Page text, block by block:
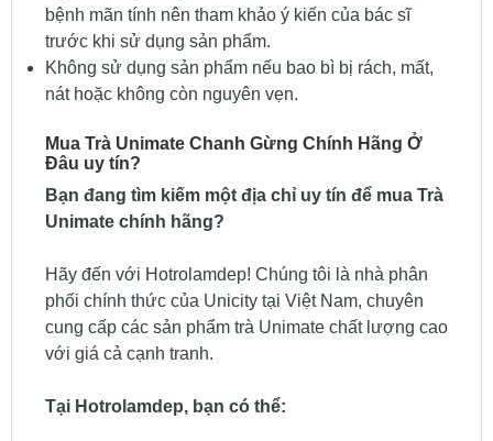
bệnh mãn tính nên tham khảo ý kiến của bác sĩ
trước khi sử dụng sản phẩm.
Không sử dụng sản phẩm nếu bao bì bị rách, mất,
nát hoặc không còn nguyên vẹn.
Mua Trà Unimate Chanh Gừng Chính Hãng Ở
Đâu uy tín?
Bạn đang tìm kiếm một địa chỉ uy tín để mua Trà
Unimate chính hãng?
Hãy đến với Hotrolamdep! Chúng tôi là nhà phân
phối chính thức của Unicity tại Việt Nam, chuyên
cung cấp các sản phẩm trà Unimate chất lượng cao
với giá cả cạnh tranh.
Tại Hotrolamdep, bạn có thể: